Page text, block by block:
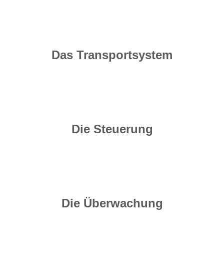
Das Transportsystem
Die Steuerung
Die Überwachung